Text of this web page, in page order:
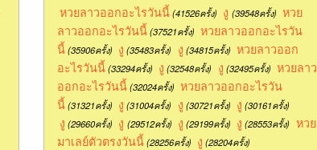
หวยลาวออกอะไรวันนี้ (41526ครั้ง) งู (39548ครั้ง) หวย
ลาวออกอะไรวันนี้(37521ครั้ง) หวยลาวออกอะไรวัน
นี้(35906ครั้ง) งู (35483ครั้ง) งู (34815ครั้ง) หวยลาวออก
อะไรวันนี้(33294ครั้ง) งู (32548ครั้ง) งู (32495ครั้ง) หวยลาว
ออกอะไรวันนี้(32024ครั้ง) หวยลาวออกอะไรวัน
นี้(31321ครั้ง) งู (31004ครั้ง) งู (30721ครั้ง) งู (30161ครั้ง)
งู (29660ครั้ง) งู (29512ครั้ง) งู (29199ครั้ง) งู (28553ครั้ง) หวย
มาเลย์ตัวตรงวันนี้(28256ครั้ง) งู (28204ครั้ง)